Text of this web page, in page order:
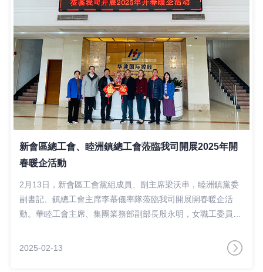
新會區總工會、睦洲鎮總工會蒞臨我司開展2025年開
春暖企活動
2月13日，新會區工會黨組成員、副主席梁沃串，睦洲鎮黨委
副書記、鎮總工會主席李慕儀率隊蒞臨我司開展開春暖企活
動。華睦工會主席、集團業務部副部長殷永明，女職工委員會
2025-02-13